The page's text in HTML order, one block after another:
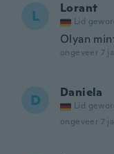
L Lorant
Lid
Olyan
ongeveer 7
D Daniela
Lid
ongeveer 7